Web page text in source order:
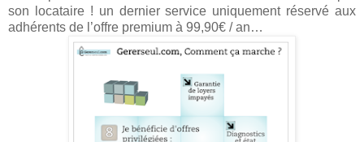
son locataire ! un dernier service uniquement réservé aux
adhérents de l’offre premium à 99,90€ / an…